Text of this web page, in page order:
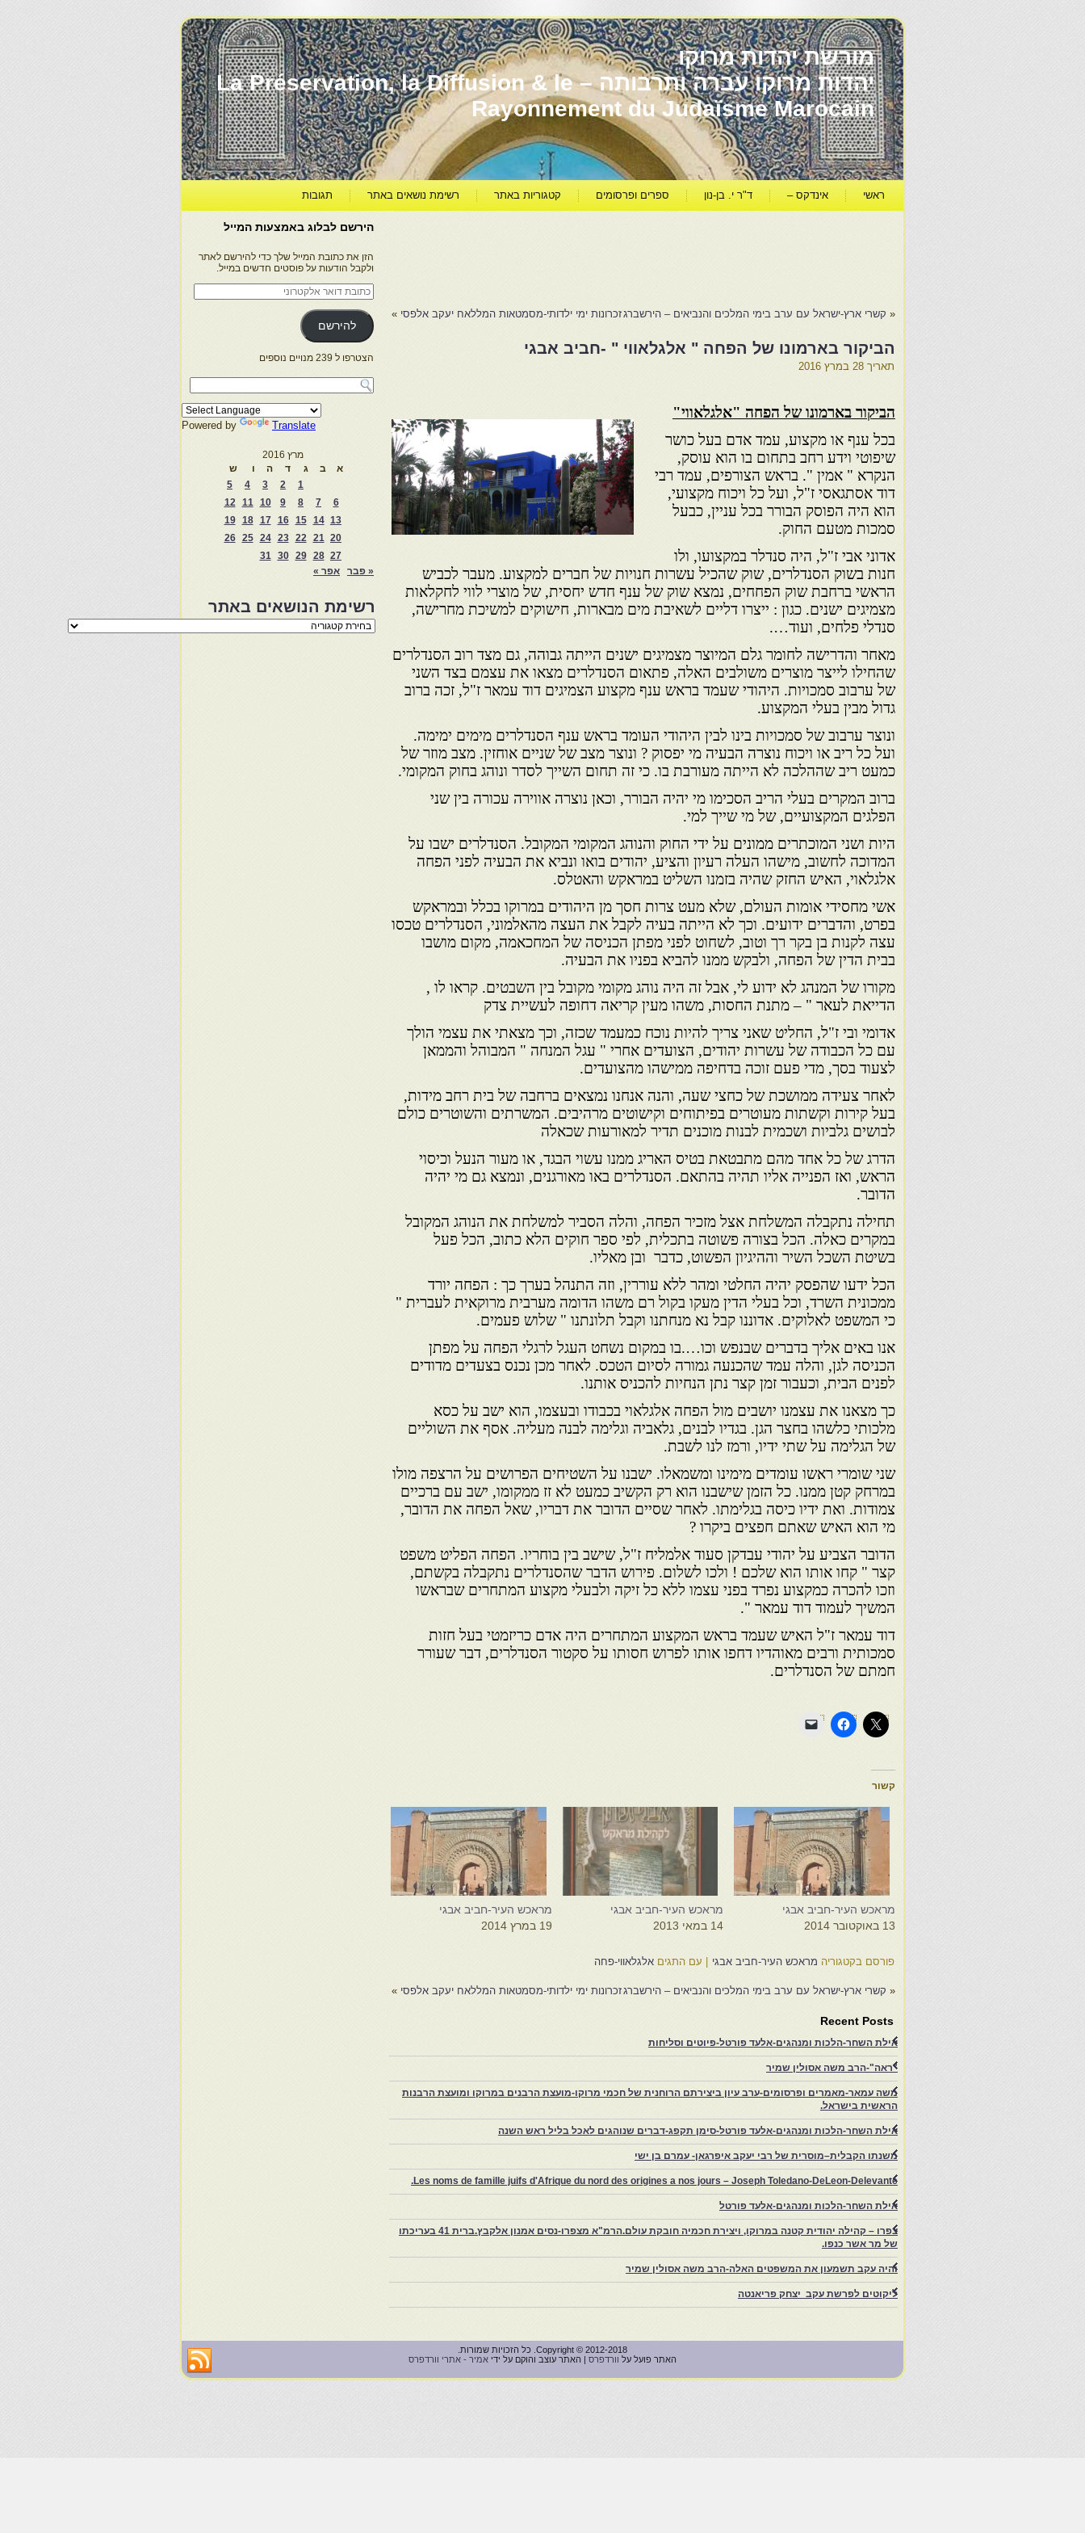
מורשת יהדות מרוקו
יהדות מרוקו עברה ותרבותה – La Préservation, la Diffusion & le
Rayonnement du Judaïsme Marocain
ראשי אינדקס – ד"ר י. בן-נון ספרים ופרסומים קטגוריות באתר רשימת נושאים באתר תגובות
« קשרי ארץ-ישראל עם ערב בימי המלכים והנביאים – הירשברגזכרונות ימי ילדותי-מסמטאות המללאח יעקב אלפסי »
הביקור בארמונו של הפחה " אלגלאווי " -חביב אבגי
תאריך 28 במרץ 2016
הביקור בארמונו של הפחה "אלגלאווי"
בכל ענף או מקצוע, עמד אדם בעל כושר
שיפוטי וידע רחב בתחום בו הוא עוסק,
הנקרא " אמין ". בראש הצורפים, עמד רבי
דוד אסתגאסי ז"ל, ועל כל ויכוח מקצועי,
הוא היה הפוסק הבורר בכל עניין, כבעל
סמכות מטעם החוק.
אדוני אבי ז"ל, היה סנדלר במקצועו, ולו
חנות בשוק הסנדלרים, שוק שהכיל עשרות חנויות של חברים למקצוע. מעבר לכביש
הראשי ברחבת שוק הפחחים, נמצא שוק של ענף חדש יחסית, של מוצרי לווי לחקלאות
מצמיגים ישנים. כגון : ייצרו דליים לשאיבת מים מבארות, חישוקים למשיכת מחרישה,
סנדלי פלחים, ועוד….
מאחר והדרישה לחומר גלם המיוצר מצמיגים ישנים הייתה גבוהה, גם מצד רוב הסנדלרים
שהחילו לייצר מוצרים משולבים האלה, פתאום הסנדלרים מצאו את עצמם בצד השני
של ערבוב סמכויות. היהודי שעמד בראש ענף מקצוע הצמיגים דוד עמאר ז"ל, זכה ברוב
גדול מבין בעלי המקצוע.
ונוצר ערבוב של סמכויות בינו לבין היהודי העומד בראש ענף הסנדלרים מימים ימימה.
ועל כל ריב או ויכוח נוצרה הבעיה מי יפסוק ? ונוצר מצב של שניים אוחזין. מצב מוזר של
כמעט ריב שההלכה לא הייתה מעורבת בו. כי זה תחום השייך לסדר ונוהג בחוק המקומי.
ברוב המקרים בעלי הריב הסכימו מי יהיה הבורר, וכאן נוצרה אווירה עכורה בין שני
הפלגים המקצועיים, של מי שייך למי.
היות ושני המוכתרים ממונים על ידי החוק והנוהג המקומי המקובל. הסנדלרים ישבו על
המדוכה לחשוב, מישהו העלה רעיון והציע, יהודים בואו ונביא את הבעיה לפני הפחה
אלגלאוי, האיש החזק שהיה בזמנו השליט במראקש והאטלס.
אשי מחסידי אומות העולם, שלא מעט צרות חסך מן היהודים במרוקו בכלל ובמראקש
בפרט, והדברים ידועים. וכך לא הייתה בעיה לקבל את העצה מהאלמוני, הסנדלרים טכסו
עצה לקנות בן בקר רך וטוב, לשחוט לפני מפתן הכניסה של המחכאמה, מקום מושבו
בבית הדין של הפחה, ולבקש ממנו להביא בפניו את הבעיה.
מקורו של המנהג לא ידוע לי, אבל זה היה נוהג מקומי מקובל בין השבטים. קראו לו ,
הדייאת לעאר " – מתנת החסות, משהו מעין קריאה דחופה לעשיית צדק
אדומי ובי ז"ל, החליט שאני צריך להיות נוכח כמעמד שכזה, וכך מצאתי את עצמי הולך
עם כל הכבודה של עשרות יהודים, הצועדים אחרי " עגל המנחה " המבוהל והממאן
לצעוד בסך, מדי פעם זוכה בדחיפה ממישהו מהצועדים.
לאחר צעידה ממושכת של כחצי שעה, והנה אנחנו נמצאים ברחבה של בית רחב מידות,
בעל קירות וקשתות מעוטרים בפיתוחים וקישוטים מרהיבים. המשרתים והשוטרים כולם
לבושים גלביות ושכמית לבנות מוכנים תדיר למאורעות שכאלה
הדרג של כל אחד מהם מתבטאת בטיס האריג ממנו עשוי הבגד, או מעור הנעל וכיסוי
הראש, ואז הפנייה אליו תהיה בהתאם. הסנדלרים באו מאורגנים, ונמצא גם מי יהיה
הדובר.
תחילה נתקבלה המשלחת אצל מזכיר הפחה, והלה הסביר למשלחת את הנוהג המקובל
במקרים כאלה. הכל בצורה פשוטה בתכלית, לפי ספר חוקים הלא כתוב, הכל פעל
בשיטת השכל השיר וההיגיון הפשוט, כדבר ובן מאליו.
הכל ידעו שהפסק יהיה החלטי ומהר ללא עוררין, וזה התנהל בערך כך : הפחה יורד
ממכונית השרד, וכל בעלי הדין מעקו בקול רם משהו הדומה מערבית מרוקאית לעברית "
כי המשפט לאלוקים. אדוננו קבל נא מנחתנו וקבל תלונתנו " שלוש פעמים.
אנו באים אליך בדברים שבנפש וכו….בו במקום נשחט העגל לרגלי הפחה על מפתן
הכניסה לגן, והלה עמד שהכנעה גמורה לסיום הטכס. לאחר מכן נכנס בצעדים מדודים
לפנים הבית, וכעבור זמן קצר נתן הנחיות להכניס אותנו.
כך מצאנו את עצמנו יושבים מול הפחה אלגלאוי בכבודו ובעצמו, הוא ישב על כסא
מלכותי כלשהו בחצר הגן. בגדיו לבנים, גלאביה וגלימה לבנה מעליה. אסף את השוליים
של הגלימה על שתי ידיו, ורמז לנו לשבת.
שני שומרי ראשו עומדים מימינו ומשמאלו. ישבנו על השטיחים הפרושים על הרצפה מולו
במרחק קטן ממנו. כל הזמן שישבנו הוא רק הקשיב כמעט לא זז ממקומו, ישב עם ברכיים
צמודות. ואת ידיו כיסה בגלימתו. לאחר שסיים הדובר את דבריו, שאל הפחה את הדובר,
מי הוא האיש שאתם חפצים ביקרו ?
הדובר הצביע על יהודי עבדקן סעוד אלמליח ז"ל, שישב בין בוחריו. הפחה הפליט משפט
קצר " קחו אותו הוא שלכם ! ולכו לשלום. פירוש הדבר שהסנדלרים נתקבלה בקשתם,
וזכו להכרה כמקצוע נפרד בפני עצמו ללא כל זיקה ולבעלי מקצוע המתחרים שבראשו
המשיך לעמוד דוד עמאר ".
דוד עמאר ז"ל האיש שעמד בראש המקצוע המתחרים היה אדם כריזמטי בעל חזות
סמכותית ורבים מאוהדיו דחפו אותו לפרוש חסותו על סקטור הסנדלרים, דבר שעורר
חמתם של הסנדלרים.
קשור
מראכש העיר-חביב אבגי
13 באוקטובר 2014
מראכש העיר-חביב אבגי
14 במאי 2013
מראכש העיר-חביב אבגי
19 במרץ 2014
פורסם בקטגוריה מראכש העיר-חביב אבגי עם התגים אלגלאווי-פחה
« קשרי ארץ-ישראל עם ערב בימי המלכים והנביאים – הירשברגזכרונות ימי ילדותי-מסמטאות המללאח יעקב אלפסי »
Recent Posts
אילת השחר-הלכות ומנהגים-אלעד פורטל-פיוטים וסליחות
"ראה"-הרב משה אסולין שמיר
משה עמאר-מאמרים ופרסומים-ערב עיון ביצירתם הרוחנית של חכמי מרוקו-מועצת הרבנים במרוקו ומועצת הרבנות
הראשית בישראל.
אילת השחר-הלכות ומנהגים-אלעד פורטל-סימן תקפג-דברים שנוהגים לאכל בליל ראש השנה
משנתו הקבלית–מוסרית של רבי יעקב איפרגאן- עמרם בן ישי
Les noms de famille juifs d'Afrique du nord des origines a nos jours – Joseph Toledano-DeLeon-Delevante.
אילת השחר-הלכות ומנהגים-אלעד פורטל
צפרו – קהילה יהודית קטנה במרוקו, ויצירת חכמיה חובקת עולם.הרמ"א מצפרו-נסים אמנון אלקבץ.ברית 41 בעריכתו
של מר אשר כנפו.
והיה עקב תשמעון את המשפטים האלה-הרב משה אסולין שמיר
ליקוטים לפרשת עקב יצחק פריאנטה
הירשם לבלוג באמצעות המייל
הזן את כתובת המייל שלך כדי להירשם לאתר
ולקבל הודעות על פוסטים חדשים במייל.
כתובת
דואר
אלקטרוני
להירשם
הצטרפו ל 239 מנויים נוספים
Powered by Translate
מרץ 2016
א
ב ג ד ה ו
ש
1
2
3
4
5
6
7
8
9
10
11
12
13
14
15
16
17
18
19
20
21
22
23
24
25
26
27
28
29
30
31
« פבר
אפר »
רשימת הנושאים באתר
רשימת
הנושאים
Copyright © 2012-2018. כל הזכויות שמורות.
האתר פועל על וורדפרס | האתר עוצב והוקם על ידי אמיר - אתרי וורדפרס